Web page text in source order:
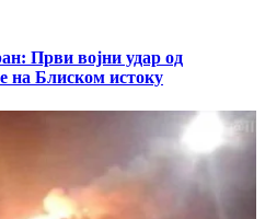
Први војни удар од
на Блиском истоку